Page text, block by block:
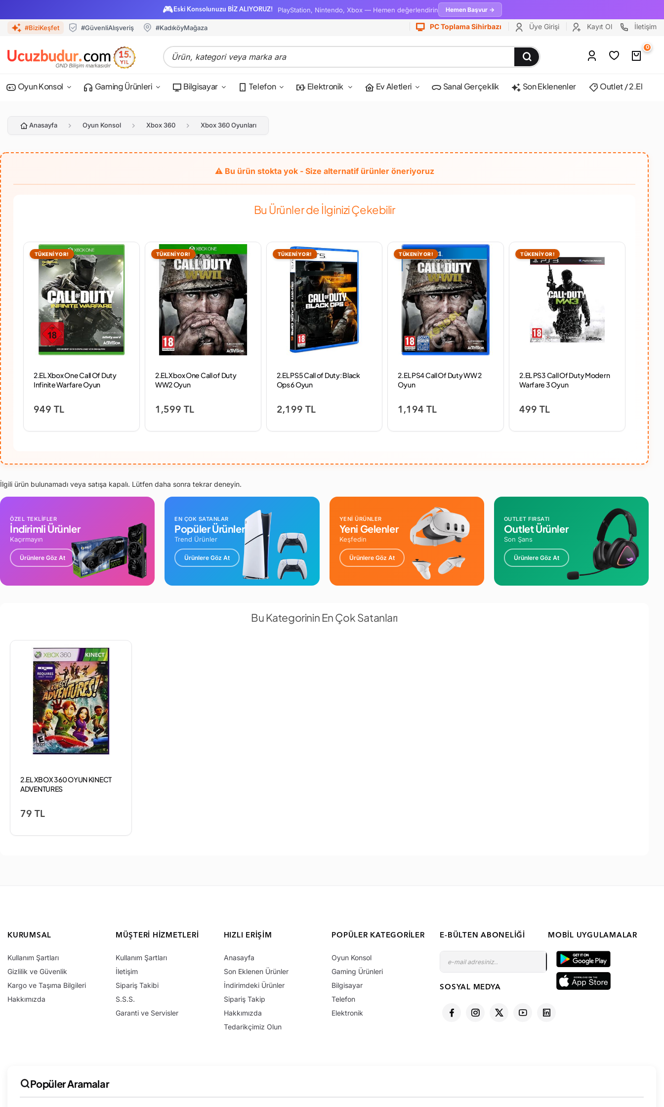
🎮 Eski Konsolunuzu BİZ ALIYORUZ! PlayStation, Nintendo, Xbox — Hemen değerlendirin Hemen Başvur →
#BiziKeşfet #GüvenliAlışveriş #KadıköyMağaza PC Toplama Sihirbazı Üye Girişi Kayıt Ol İletişim
0
Oyun Konsol Gaming Ürünleri Bilgisayar Telefon Elektronik Ev Aletleri Sanal Gerçeklik Son Eklenenler Outlet / 2.El
Anasayfa Oyun Konsol Xbox 360 Xbox 360 Oyunları
Bu Ürünler de İlginizi Çekebilir
TÜKENİYOR!
2.EL Xbox One Call Of Duty
Infinite Warfare Oyun
949 TL
TÜKENİYOR!
2.EL Xbox One Call of Duty
WW2 Oyun
1,599 TL
TÜKENİYOR!
2.EL PS5 Call of Duty: Black
Ops 6 Oyun
2,199 TL
TÜKENİYOR!
2.EL PS4 Call Of Duty WW 2
Oyun
1,194 TL
TÜKENİYOR!
2.EL PS3 Call Of Duty Modern
Warfare 3 Oyun
499 TL
2.EL
Ops
İlgili ürün bulunamadı veya satışa kapalı. Lütfen daha sonra tekrar deneyin.
ÖZEL TEKLİFLER
İndirimli Ürünler
Kaçırmayın
Ürünlere Göz At
EN ÇOK SATANLAR
Popüler Ürünler
Trend Ürünler
Ürünlere Göz At
YENİ ÜRÜNLER
Yeni Gelenler
Keşfedin
Ürünlere Göz At
OUTLET FIRSATI
Outlet Ürünler
Son Şans
Ürünlere Göz At
Bu Kategorinin En Çok Satanları
2.EL XBOX 360 OYUN KINECT
ADVENTURES
79 TL
KURUMSAL
Kullanım Şartları
Gizlilik ve Güvenlik
Kargo ve Taşıma Bilgileri
Hakkımızda
MÜŞTERI HIZMETLERI
Kullanım Şartları
İletişim
Sipariş Takibi
S.S.S.
Garanti ve Servisler
HIZLI ERIŞIM
Anasayfa
Son Eklenen Ürünler
İndirimdeki Ürünler
Sipariş Takip
Hakkımızda
Tedarikçimiz Olun
POPÜLER KATEGORILER
Oyun Konsol
Gaming Ürünleri
Bilgisayar
Telefon
Elektronik
E-BÜLTEN ABONELIĞI
SOSYAL MEDYA
MOBIL UYGULAMALAR
Popüler Aramalar